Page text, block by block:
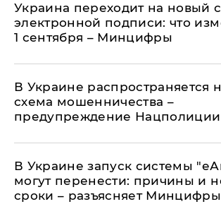
Украина переходит на новый
электронной подписи: что
1 сентября – Минцифры
В Украине распространяется
схема мошенничества –
предупреждение Нацполиции
В Украине запуск системы
могут перенести: причины и
сроки – разъясняет Минцифры